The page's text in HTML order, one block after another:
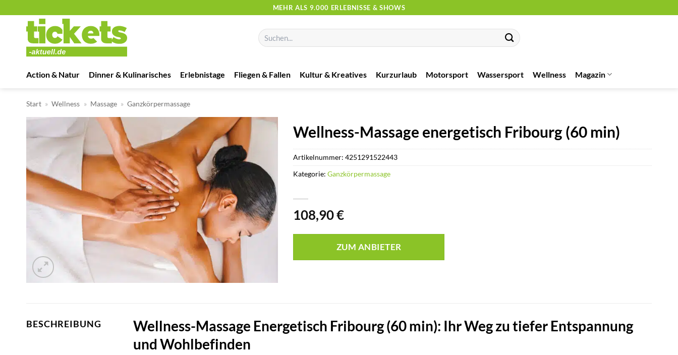
springen
MEHR ALS 9.000 ERLEBNISSE & SHOWS
Suchen
nach:
Action & Natur Dinner & Kulinarisches Erlebnistage Fliegen & Fallen Kultur & Kreatives Kurzurlaub Motorsport Wassersport Wellness Magazin
Start » Wellness » Massage » Ganzkörpermassage
Wellness-Massage energetisch Fribourg (60 min)
108,90€
ZUM ANBIETER
Artikelnummer:4251291522443
Kategorie:Ganzkörpermassage
BESCHREIBUNG
Wellness-Massage Energetisch Fribourg (60 min): Ihr Weg zu tiefer Entspannung
und Wohlbefinden